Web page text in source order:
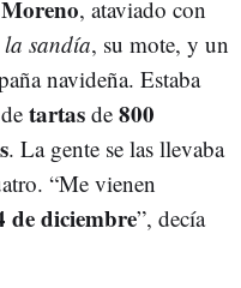
, ataviado con
la sandía, su mote, y un
navideña. Estaba
tartas de 800
. La gente se las llevaba
“Me vienen
de diciembre”, decía